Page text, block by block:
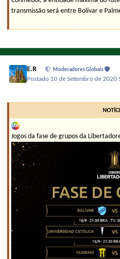
transmissão será entre Bolívar e
E.R Moderadores Globais
Postado 10 de Setembro de 2020
Jogos da fase de grupos da